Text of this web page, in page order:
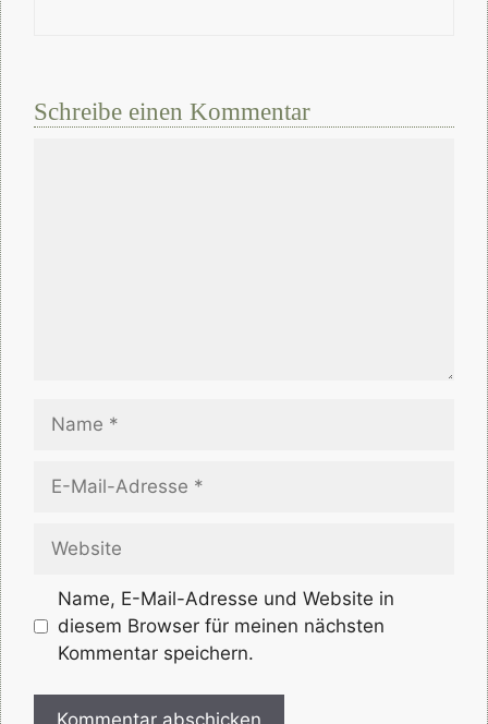
Schreibe einen Kommentar
Mail-
Name, E-Mail-Adresse und Website in
diesem Browser für meinen nächsten
Kommentar speichern.